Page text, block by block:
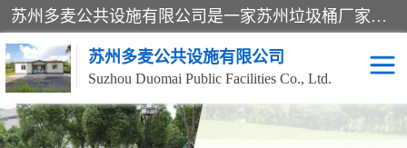
苏州多麦公共设施有限公司是一家苏州垃圾桶厂家，主营：塑料垃圾桶、分类果皮箱、户外园林椅、保安岗亭等产品厂家。全国统一热线电话：17105580222。公司组建完善的团队。设计人员，能根据客户要求，提供适合的设计方案，来满足客户的需求。
苏州多麦公共设施有限公司
Suzhou Duomai Public Facilities Co., Ltd.